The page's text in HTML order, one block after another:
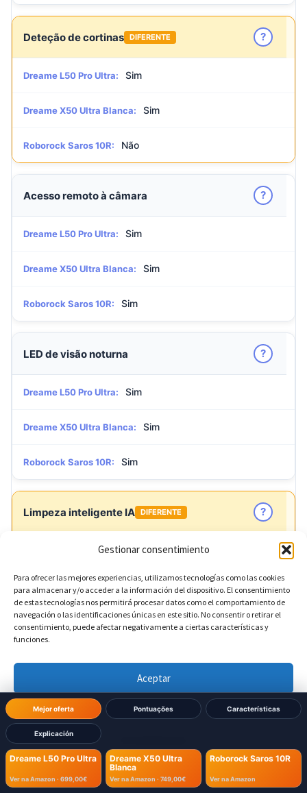
Gestionar consentimiento
Para ofrecer las mejores experiencias, utilizamos tecnologías como las cookies
para almacenar y/o acceder a la información del dispositivo. El consentimiento
de estas tecnologías nos permitirá procesar datos como el comportamiento de
navegación o las identificaciones únicas en este sitio. No consentir o retirar el
consentimiento, puede afectar negativamente a ciertas características y
funciones.
Aceptar
Denegar
Política de cookies Política de Privacidad Aviso Legal
Mejor oferta Pontuações Características
Explicación
Dreame L50 Pro Ultra
Ver na Amazon · 699,00€
Dreame X50 Ultra
Blanca
Ver na Amazon · 749,00€
Roborock Saros 10R
Ver na Amazon
Deteção de cortinas DIFERENTE ?
Dreame L50 Pro Ultra: Sim
Dreame X50 Ultra Blanca: Sim
Roborock Saros 10R: Não
Acesso remoto à câmara ?
Dreame L50 Pro Ultra: Sim
Dreame X50 Ultra Blanca: Sim
Roborock Saros 10R: Sim
LED de visão noturna ?
Dreame L50 Pro Ultra: Sim
Dreame X50 Ultra Blanca: Sim
Roborock Saros 10R: Sim
Limpeza inteligente IA DIFERENTE ?
Dreame L50 Pro Ultra: Sim, CleanGenius 2.0
Dreame X50 Ultra Blanca: Sim, CleanGenius 2.0
Roborock Saros 10R: Sim, SmartPlan 2.0
Dreame L50 Pro Ultra: Sim
Dreame X50 Ultra Blanca:
Roborock Saros 10R: Sim